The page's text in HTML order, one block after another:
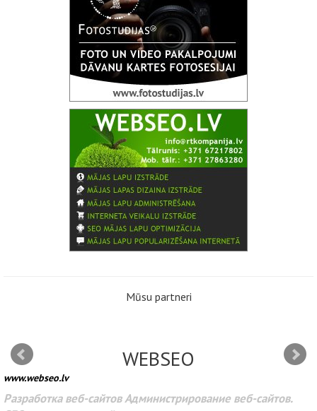
Mūsu partneri
WEBSEO
www.webseo.lv
Разработка веб-сайтов Администрирование веб-сайтов.